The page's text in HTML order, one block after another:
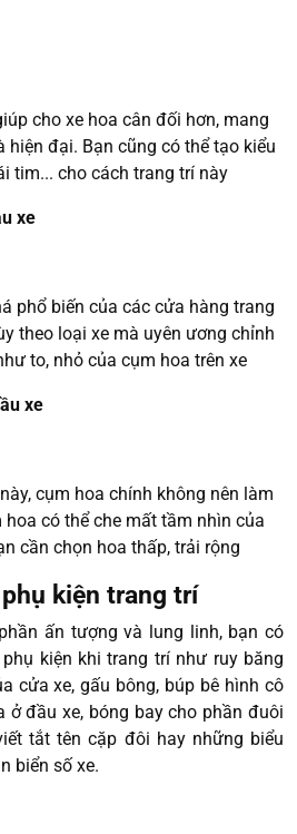
cho xe hoa cân đối hơn, mang
hiện đại. Bạn cũng có thể tạo kiểu
tim... cho cách trang trí này
xe
phổ biến của các cửa hàng trang
theo loại xe mà uyên ương chỉnh
to, nhỏ của cụm hoa trên xe
xe
cụm hoa chính không nên làm
có thể che mất tầm nhìn của
cần chọn hoa thấp, trải rộng
kiện trang trí
ấn tượng và lung linh, bạn có
kiện khi trang trí như ruy băng
cửa xe, gấu bông, búp bê hình cô
ở đầu xe, bóng bay cho phần đuôi
tắt tên cặp đôi hay những biểu
biển số xe.